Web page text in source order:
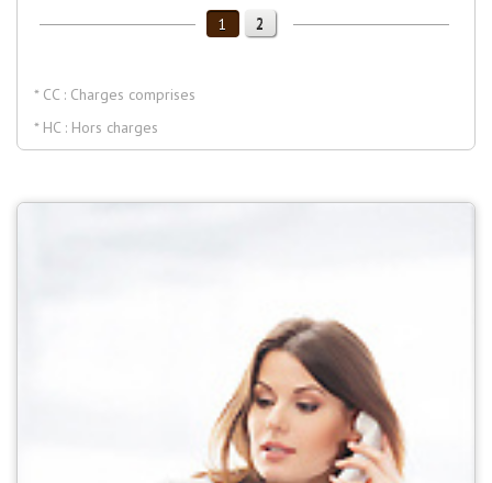
1 2
* CC : Charges comprises
* HC : Hors charges